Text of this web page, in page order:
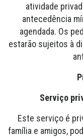
atividade
antecedência
agendada. Os
estarão sujeitos à
Serviço
Este serviço é
família e amigos,